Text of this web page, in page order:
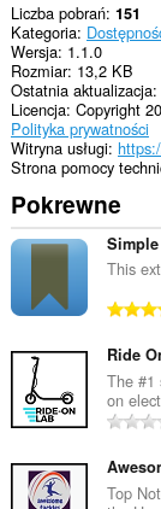
Liczba pobrań 151
Kategoria
Wersja 1.1.0
Rozmiar 13,2 KB
Ostatnia aktualizacja
Licencja Copyright
Polityka prywatności
Witryna usługi
Strona pomocy
Pokrewne
This
Ride
The #1
on
Top